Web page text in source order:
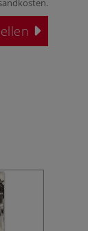
.